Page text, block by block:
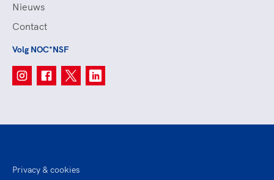
Nieuws
Contact
Volg NOC*NSF
Privacy & cookies